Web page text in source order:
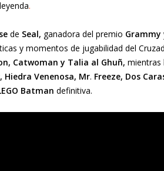
.
de Seal, ganadora del premio Grammy
y momentos de jugabilidad del
Catwoman y Talia al Ghuñ, mientras
Hiedra Venenosa, Mr. Freeze, Dos
Batman definitiva.